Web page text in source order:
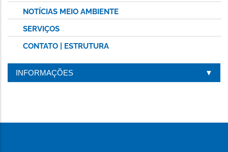
NOTÍCIAS MEIO AMBIENTE
SERVIÇOS
CONTATO | ESTRUTURA
INFORMAÇÕES